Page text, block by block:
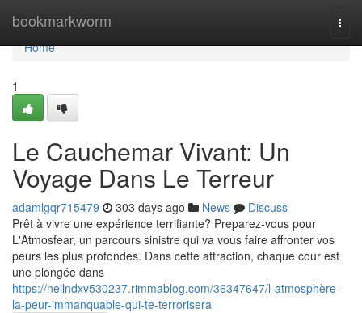
bookmarkworm
Home
Home
1
Le Cauchemar Vivant: Un
Voyage Dans Le Terreur
adamlgqr715479 303 days ago News
Discuss
Prêt à vivre une expérience terrifiante? Preparez-vous pour
L'Atmosfear, un parcours sinistre qui va vous faire affronter vos
peurs les plus profondes. Dans cette attraction, chaque cour est
une plongée dans
https://neilndxv530237.rimmablog.com/36347647/l-atmosphère-
la-peur-immanquable-qui-te-terrorisera